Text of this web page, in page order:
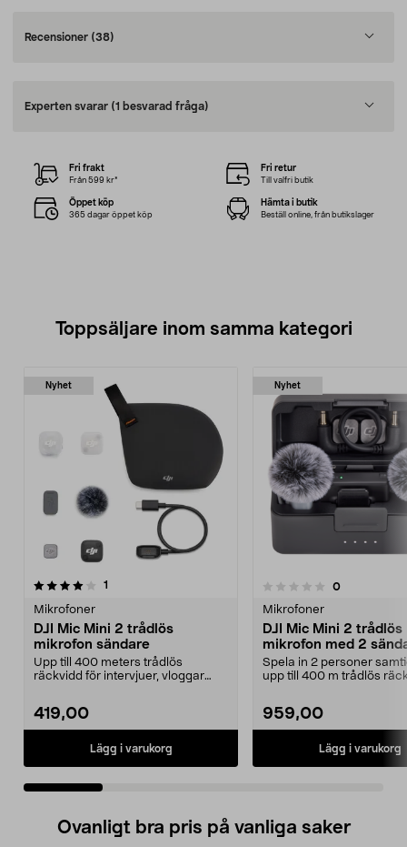
Recensioner (38)
Experten svarar (1 besvarad fråga)
Fri frakt
Från 599 kr*
Fri retur
Till valfri butik
Öppet köp
365 dagar öppet köp
Hämta i butik
Beställ online, från butikslager
Toppsäljare inom samma kategori
Nyhet
1
Mikrofoner
DJI Mic Mini 2 trådlös
mikrofon sändare
Upp till 400 meters trådlös
räckvidd för intervjuer, vloggar
419,00
Lägg i varukorg
Nyhet
0.0 av 5 stjärnor 0recensioner
Mikrofoner
DJI Mic Mini 2 trådlös
mikrofon med 2
Spela in 2 personer
upp till 400 m trådlös
959,00
Lägg i varukorg
5.0 av 5 stjärnor
Ovanligt bra pris på vanliga saker